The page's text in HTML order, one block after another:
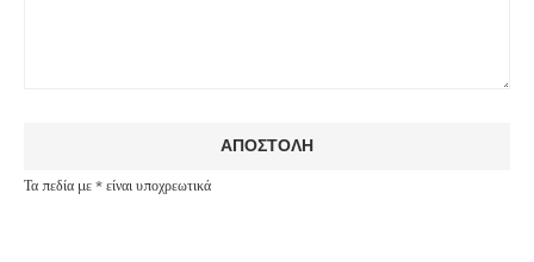
Τα πεδία με * είναι υποχρεωτικά